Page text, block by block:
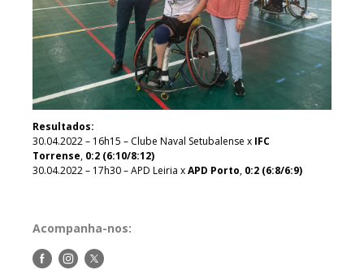
Resultados:
30.04.2022 – 16h15 – Clube Naval Setubalense x IFC
Torrense, 0:2 (6:10/8:12)
30.04.2022 – 17h30 – APD Leiria xAPD Porto, 0:2 (6:8/6:9)
Acompanha-nos:
Siga-Siga-Siga-